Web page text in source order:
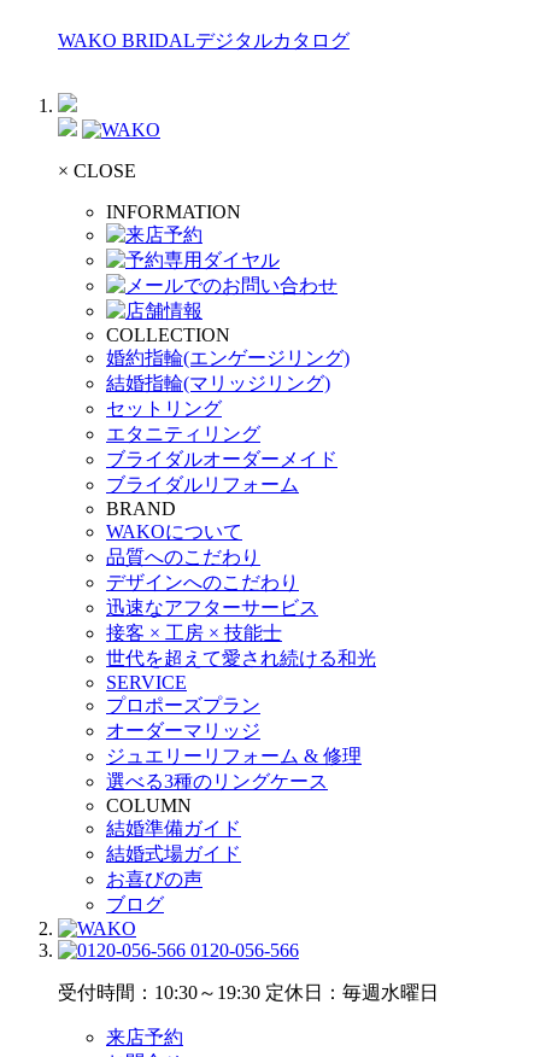
WAKO BRIDALデジタルカタログ
× CLOSE
INFORMATION
COLLECTION
婚約指輪(エンゲージリング)
結婚指輪(マリッジリング)
セットリング
エタニティリング
ブライダルオーダーメイド
ブライダルリフォーム
BRAND
WAKOについて
品質へのこだわり
デザインへのこだわり
迅速なアフターサービス
接客 × 工房 × 技能士
世代を超えて愛され続ける和光
SERVICE
プロポーズプラン
オーダーマリッジ
ジュエリーリフォーム & 修理
選べる3種のリングケース
COLUMN
結婚準備ガイド
結婚式場ガイド
お喜びの声
ブログ
0120-056-566
受付時間：10:30～19:30 定休日：毎週水曜日
来店予約